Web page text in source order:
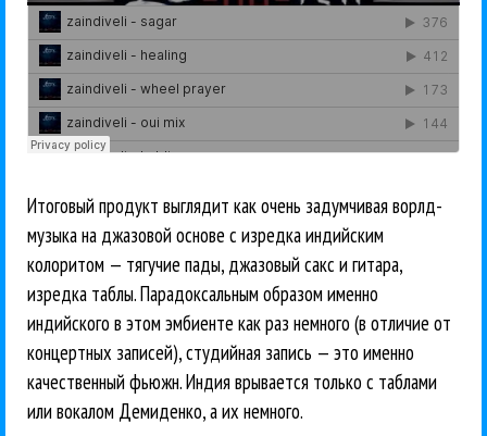
Итоговый продукт выглядит как очень задумчивая ворлд-
музыка на джазовой основе с изредка индийским
колоритом — тягучие пады, джазовый сакс и гитара,
изредка таблы. Парадоксальным образом именно
индийского в этом эмбиенте как раз немного (в отличие от
концертных записей), студийная запись — это именно
качественный фьюжн. Индия врывается только с таблами
или вокалом Демиденко, а их немного.